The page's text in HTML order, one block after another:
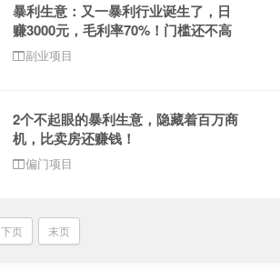
暴利生意：又一暴利行业诞生了，日
赚3000元，毛利率70%！门槛还不高
副业项目
2个不起眼的暴利生意，隐藏着百万商
机，比卖房还赚钱！
偏门项目
下页 末页